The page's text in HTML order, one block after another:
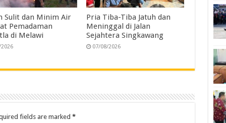
Sulit dan Minim Air
Pemadaman
di Melawi
Pria Tiba-Tiba Jatuh dan
Meninggal di Jalan
Sejahtera Singkawang
07/08/2026
fields are marked *